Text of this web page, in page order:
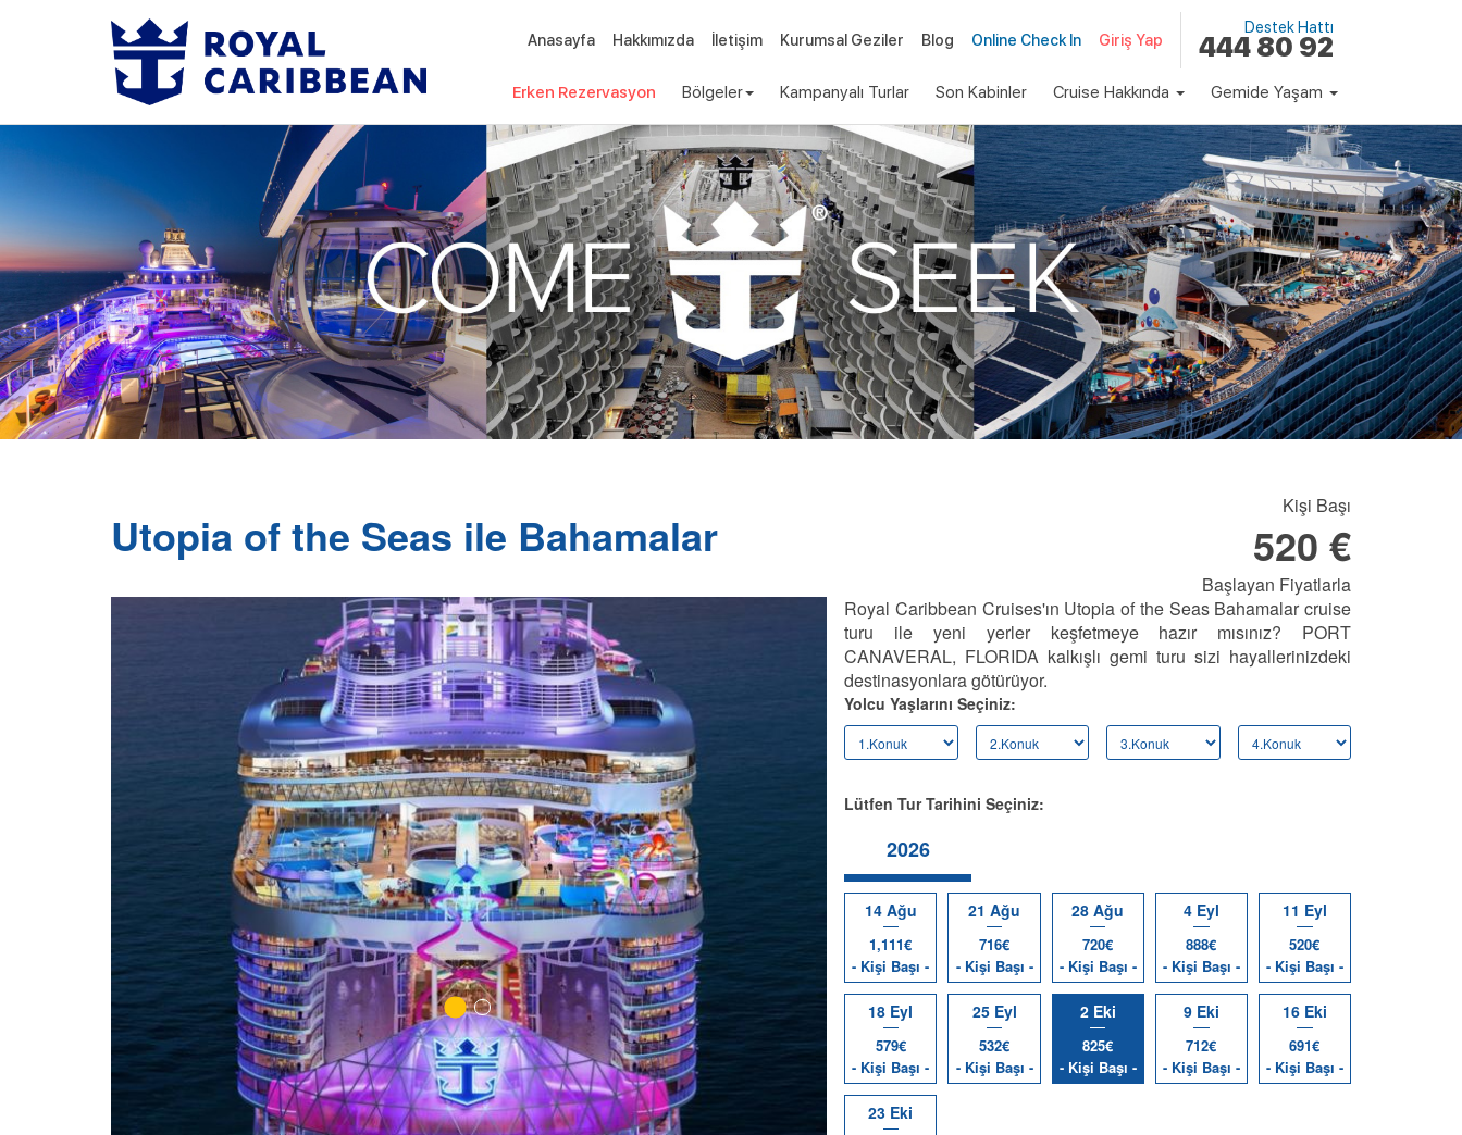
Anasayfa Hakkımızda İletişim Kurumsal Geziler Blog Online Check In Giriş Yap
Destek Hattı
444 80 92
Erken Rezervasyon Bölgeler Kampanyalı Turlar Son Kabinler Cruise Hakkında Gemide Yaşam
Utopia of the Seas ile Bahamalar
Kişi Başı
520 €
Başlayan Fiyatlarla
Royal Caribbean Cruises'ın Utopia of the Seas Bahamalar cruise
turu ile yeni yerler keşfetmeye hazır mısınız? PORT
CANAVERAL, FLORIDA kalkışlı gemi turu sizi hayallerinizdeki
destinasyonlara götürüyor.
Yolcu Yaşlarını Seçiniz:
Lütfen Tur Tarihini Seçiniz:
2026
14 Ağu
1,111€
- Kişi Başı -
21 Ağu
716€
- Kişi Başı -
28 Ağu
720€
- Kişi Başı -
4 Eyl
888€
- Kişi Başı -
11 Eyl
520€
- Kişi Başı -
18 Eyl
579€
- Kişi Başı -
25 Eyl
532€
- Kişi Başı -
2 Eki
825€
- Kişi Başı -
9 Eki
712€
- Kişi Başı -
16 Eki
691€
- Kişi Başı -
23 Eki